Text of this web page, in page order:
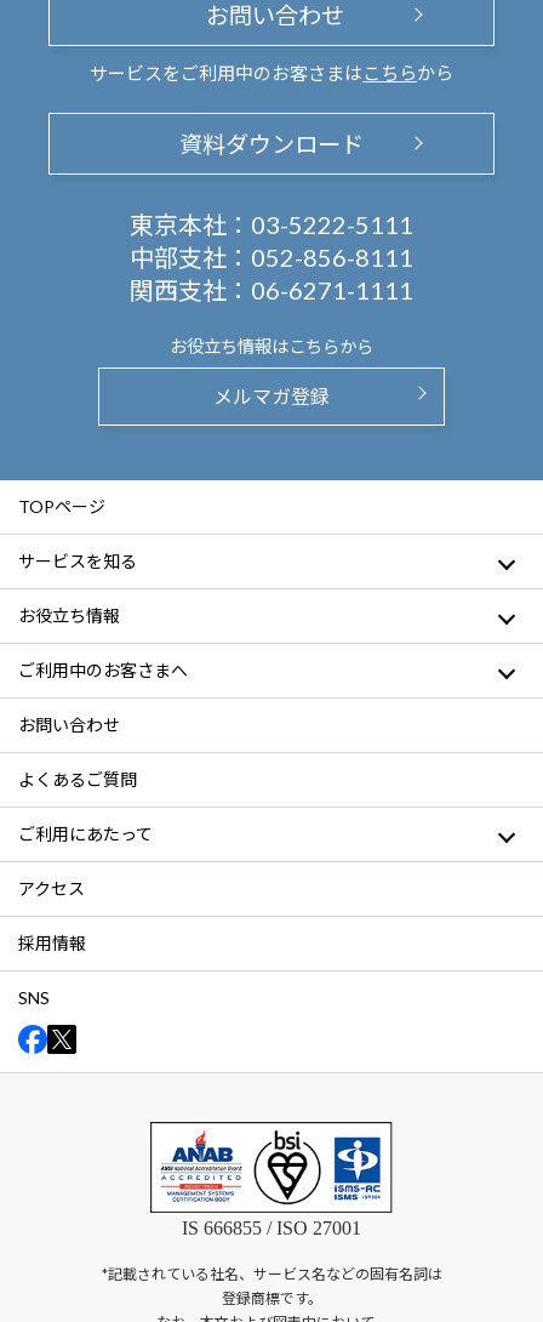
お問い合わせ
サービスをご利用中のお客さまは こちらから
資料ダウンロード
東京本社： 03-5222-5111
中部支社： 052-856-8111
関西支社： 06-6271-1111
お役立ち情報はこちらから
メルマガ登録
TOPページ
サービスを知る
お役立ち情報
ご利用中のお客さまへ
お問い合わせ
よくあるご質問
ご利用にあたって
アクセス
採用情報
SNS
IS 666855 / ISO 27001
*記載されている社名、サービス名などの固有名詞は
登録商標です。